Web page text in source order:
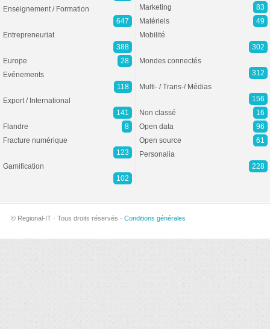
Enseignement / Formation
647
Entrepreneuriat
388
Europe
28
Evénements
118
Export / International
141
Flandre
8
Fracture numérique
123
Gamification
102
Marketing
83
Matériels
49
Mobilité
302
Mondes connectés
312
Multi- / Trans-/ Médias
156
Non classé
16
Open data
96
Open source
61
Personalia
228
© Regional-IT · Tous droits réservés · Conditions générales